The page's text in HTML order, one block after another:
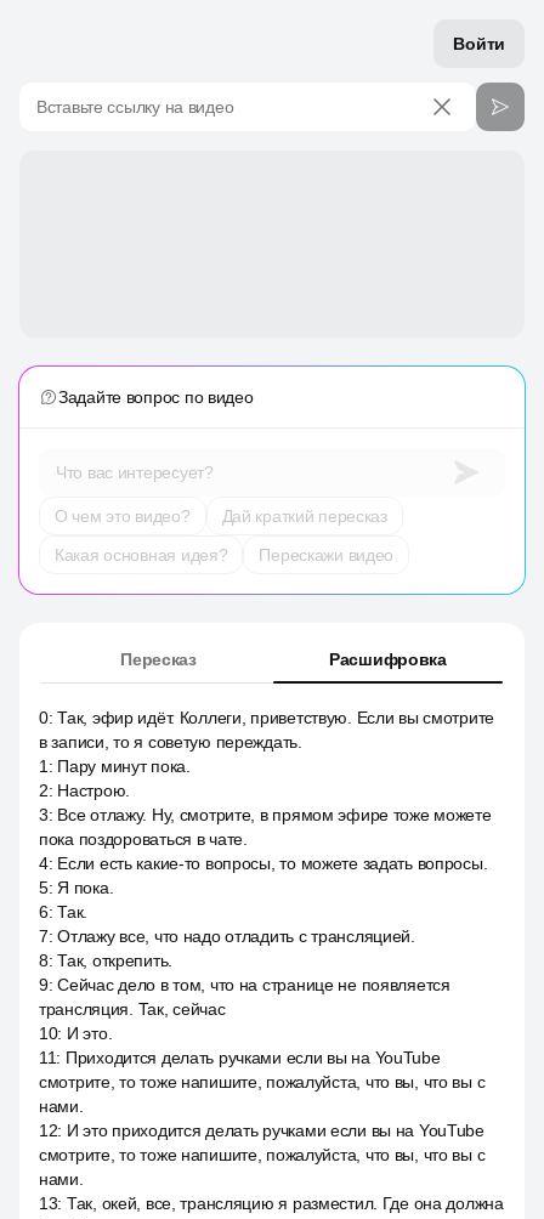
Войти
Вставьте ссылку на видео
Задайте вопрос по видео
Что вас интересует?
О чем это видео?
Дай краткий пересказ
Какая основная идея?
Перескажи видео
Пересказ Расшифровка
0:Так, эфир идёт. Коллеги, приветствую. Если вы смотрите
в записи, то я советую переждать.
1 : Пару минут пока.
2: Настрою.
3: Все отлажу. Ну, смотрите, в прямом эфире тоже можете
пока поздороваться в чате.
4: Если есть какие-то вопросы, то можете задать вопросы.
5: Я пока.
6:Так.
7:Отлажу все, что надо отладить с трансляцией.
8:Так, открепить.
9:Сейчас дело в том, что на странице не появляется
трансляция. Так, сейчас
10: И это.
11: Приходится делать ручками если вы на YouTube
смотрите, то тоже напишите, пожалуйста, что вы, что вы с
нами.
12: И это приходится делать ручками если вы на YouTube
смотрите, то тоже напишите, пожалуйста, что вы, что вы с
нами.
13: Так, окей, все, трансляцию я разместил. Где она должна